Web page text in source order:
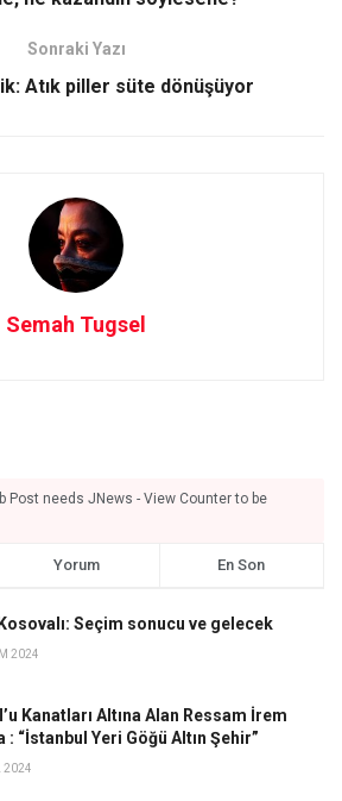
Sonraki Yazı
Atık piller süte dönüşüyor
Semah Tugsel
Post needs JNews - View Counter to be
Yorum En Son
Seçim sonucu ve gelecek
2024
Kanatları Altına Alan Ressam İrem
: “İstanbul Yeri Göğü Altın Şehir”
2024